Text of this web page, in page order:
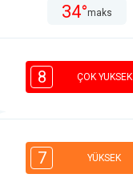
34°maks
8 ÇOK YUKSEK
5
16:00
7 YÜKSEK